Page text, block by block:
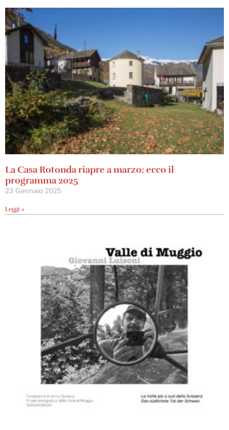
La Casa Rotonda riapre a marzo: ecco il
programma 2025
23 Gennaio 2025
Leggi »